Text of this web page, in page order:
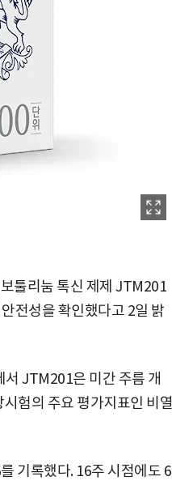
툴리눔 톡신 제제 JTM201
전성을 확인했다고 2일 밝
JTM201은 미간 주름 개
험의 주요 평가지표인 비열
기록했다. 16주 시점에도 6